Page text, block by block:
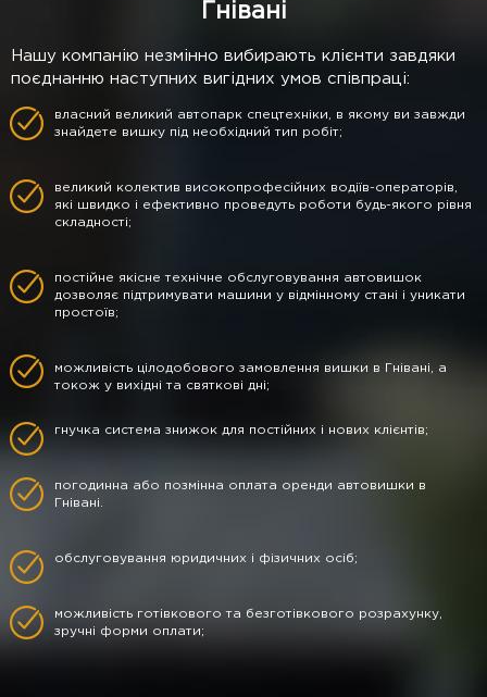
Гнівані
Нашу компанію незмінно вибирають клієнти завдяки
поєднанню наступних вигідних умов співпраці:
власний великий автопарк спецтехніки, в якому ви завжди
знайдете вишку під необхідний тип робіт;
великий колектив високопрофесійних водіїв-операторів,
які швидко і ефективно проведуть роботи будь-якого рівня
складності;
постійне якісне технічне обслуговування автовишок
дозволяє підтримувати машини у відмінному стані і уникати
простоїв;
можливість цілодобового замовлення вишки в Гнівані, а
токож у вихідні та святкові дні;
гнучка система знижок для постійних і нових клієнтів;
погодинна або позмінна оплата оренди автовишки в
Гнівані.
обслуговування юридичних і фізичних осіб;
можливість готівкового та безготівкового розрахунку,
зручні форми оплати;